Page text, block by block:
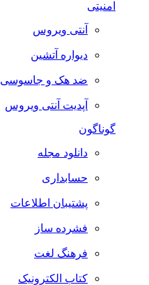
امنیتی
آنتی ویروس
دیواره آتشین
ضد هک و جاسوسی
آپدیت آنتی ویروس
گوناگون
دانلود مجله
حسابداری
پشتیبان اطلاعات
فشرده ساز
فرهنگ لغت
کتاب الکترونیک